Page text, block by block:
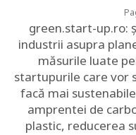
green.start-up.ro:
industrii asupra
măsurile luate
startupurile care vor
facă mai
amprentei de
plastic, reducerea